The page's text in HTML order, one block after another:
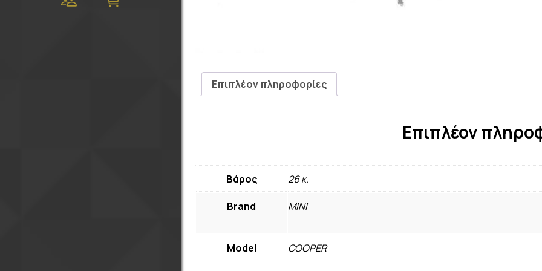
Επιπλέον πληροφορίες
Επιπλέον
Βάρος 26 κ.
Brand MINI
Model COOPER